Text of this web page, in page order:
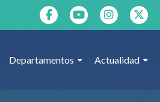
Departamentos Actualidad